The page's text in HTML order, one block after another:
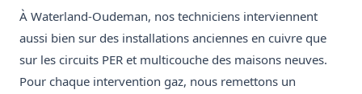
À Waterland-Oudeman, nos techniciens interviennent
aussi bien sur des installations anciennes en cuivre que
sur les circuits PER et multicouche des maisons neuves.
Pour chaque intervention gaz, nous remettons un